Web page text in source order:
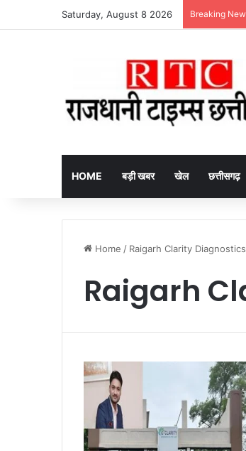
Saturday, August 8 2026 Breaking
HOME बड़ी खबर खेल छत्तीसगढ़
Home / Raigarh Clarity Diagnostics
Raigarh